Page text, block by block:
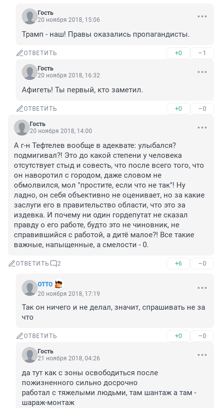
Гость
20 ноября 2018, 15:06
Трамп - наш! Правы оказались пропагандисты.
ОТВЕТИТЬ +0 –1
Гость
20 ноября 2018, 16:32
Афигеть! Ты первый, кто заметил.
ОТВЕТИТЬ +0 –0
Гость
20 ноября 2018, 14:00
А г-н Тефтелев вообще в адеквате: улыбался?
подмигивал?! Это до какой степени у человека
отсутствует стыд и совесть, что после всего того, что
он наворотил с городом, даже словом не
обмолвился, мол "простите, если что не так"! Ну
ладно, он себя объективно не оценивает, но за какие
заслуги его в правительство области, что это за
издевка. И почему ни один гордепутат не сказал
правду о его работе, будто это не чиновник, не
справившийся с работой, а дитё малое?! Все такие
важные, напыщенные, а смелости - 0.
ОТВЕТИТЬ 2 +6 –0
OTTO
20 ноября 2018, 17:19
Так он ничего и не делал, значит, спрашивать не за
что
ОТВЕТИТЬ +0 –0
Гость
21 ноября 2018, 04:26
да тут как с зоны освободиться после
пожизненного сильно досрочно
работал с тяжелыми людьми, там шантаж а там -
шараж-монтаж